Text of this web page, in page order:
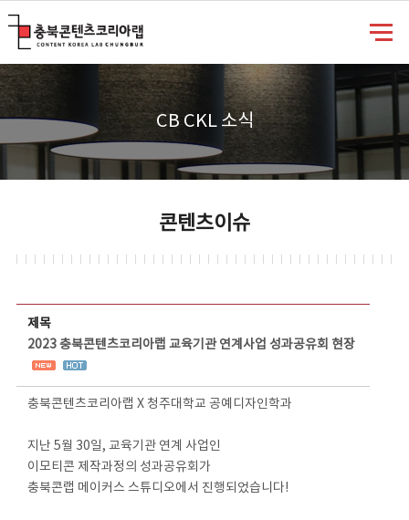
CB CKL 소식
콘텐츠이슈
제목
2023 충북콘텐츠코리아랩 교육기관 연계사업 성과공유회 현장
충북콘텐츠코리아랩 X 청주대학교 공예디자인학과
지난 5월 30일, 교육기관 연계 사업인
이모티콘 제작과정의 성과공유회가
충북콘랩 메이커스 스튜디오에서 진행되었습니다!